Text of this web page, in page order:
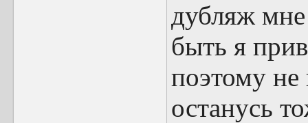
дубляж
быть я
поэтому
останусь